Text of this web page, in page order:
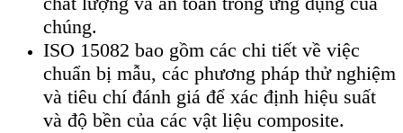
chúng.
ISO 15082 bao gồm các chi tiết về việc
chuẩn bị mẫu, các phương pháp thử nghiệm
và tiêu chí đánh giá để xác định hiệu suất
và độ bền của các vật liệu composite.